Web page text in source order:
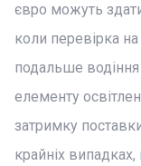
євро можуть
коли перевірка
подальше
елементу
затримку
крайніх випадках,